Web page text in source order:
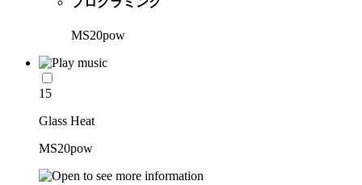
MS20pow
15
Glass Heat
MS20pow